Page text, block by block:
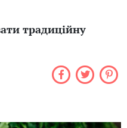
традиційну